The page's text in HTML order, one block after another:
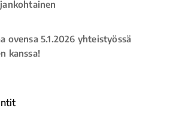
ovensa 5.1.2026 yhteistyössä
kanssa!